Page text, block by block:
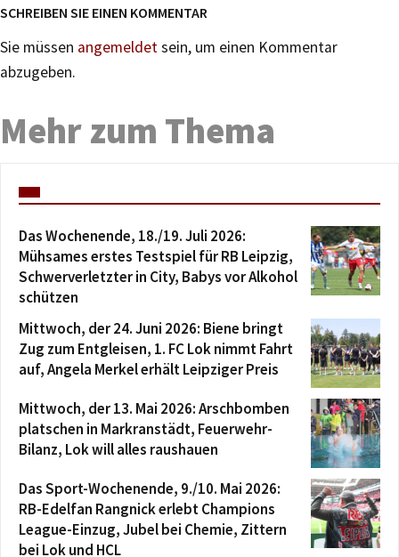
SCHREIBEN SIE EINEN KOMMENTAR
Sie müssen angemeldetsein, um einen Kommentar
abzugeben.
Mehr zum Thema
Das Wochenende, 18./19. Juli 2026:
Mühsames erstes Testspiel für RB Leipzig,
Schwerverletzter in City, Babys vor Alkohol
schützen
Mittwoch, der 24. Juni 2026: Biene bringt
Zug zum Entgleisen, 1. FC Lok nimmt Fahrt
auf, Angela Merkel erhält Leipziger Preis
Mittwoch, der 13. Mai 2026: Arschbomben
platschen in Markranstädt, Feuerwehr-
Bilanz, Lok will alles raushauen
Das Sport-Wochenende, 9./10. Mai 2026:
RB-Edelfan Rangnick erlebt Champions
League-Einzug, Jubel bei Chemie, Zittern
bei Lok und HCL